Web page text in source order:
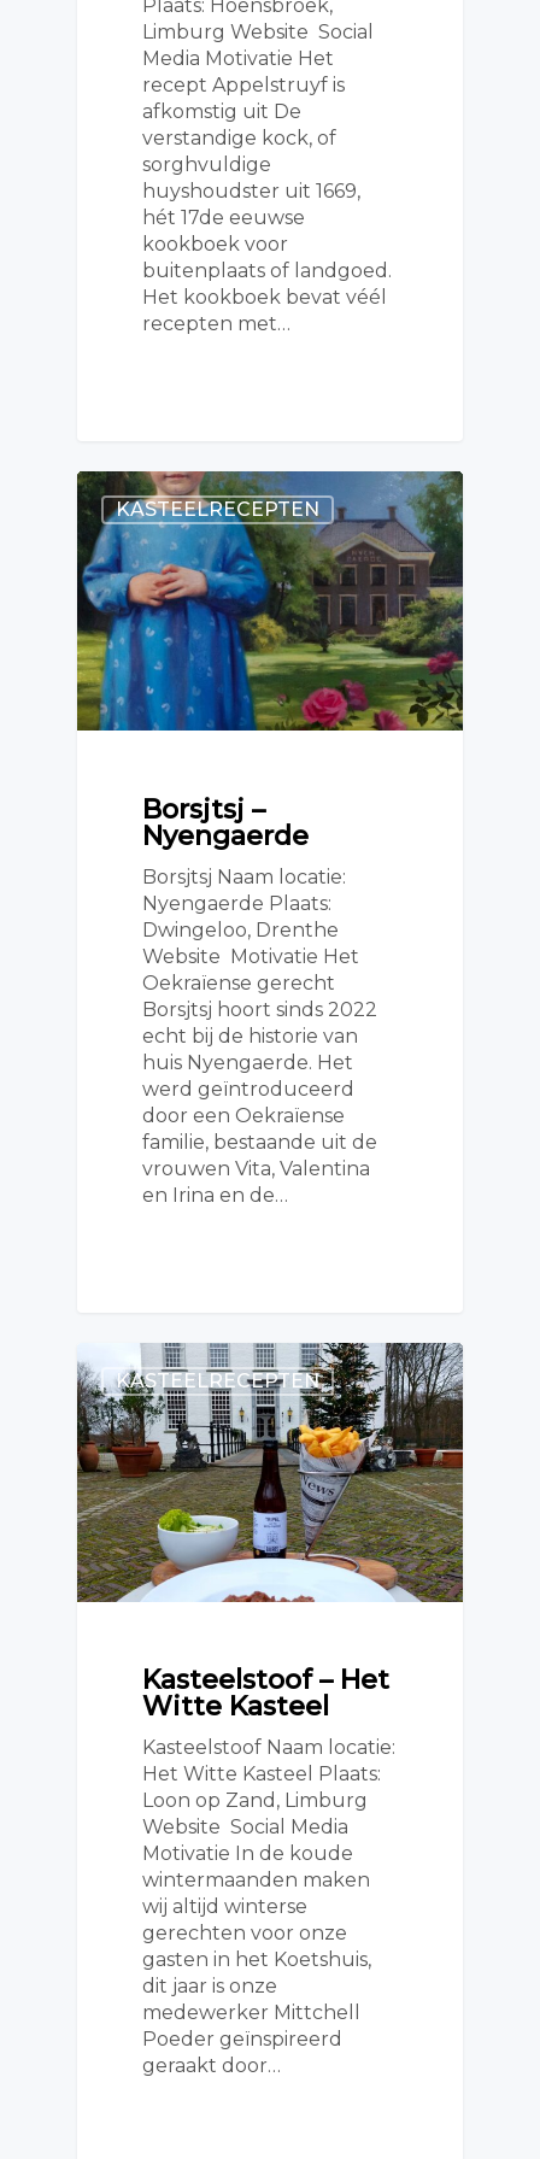
Plaats: Hoensbroek,
Limburg Website Social
Media Motivatie Het
recept Appelstruyf is
afkomstig uit De
verstandige kock, of
sorghvuldige
huyshoudster uit 1669,
hét 17de eeuwse
kookboek voor
buitenplaats of landgoed.
Het kookboek bevat véél
recepten met…
KASTEELRECEPTEN
Borsjtsj –
Nyengaerde
Borsjtsj Naam locatie:
Nyengaerde Plaats:
Dwingeloo, Drenthe
Website Motivatie Het
Oekraïense gerecht
Borsjtsj hoort sinds 2022
echt bij de historie van
huis Nyengaerde. Het
werd geïntroduceerd
door een Oekraïense
familie, bestaande uit de
vrouwen Vita, Valentina
en Irina en de…
KASTEELRECEPTEN
Kasteelstoof – Het
Witte Kasteel
Kasteelstoof Naam locatie:
Het Witte Kasteel Plaats:
Loon op Zand, Limburg
Website Social Media
Motivatie In de koude
wintermaanden maken
wij altijd winterse
gerechten voor onze
gasten in het Koetshuis,
dit jaar is onze
medewerker Mittchell
Poeder geïnspireerd
geraakt door…